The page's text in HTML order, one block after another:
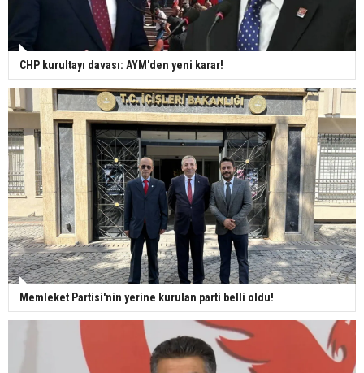
CHP kurultayı davası: AYM'den yeni karar!
Memleket Partisi'nin yerine kurulan parti belli oldu!